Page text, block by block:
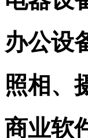
办公设
照相、
商业软